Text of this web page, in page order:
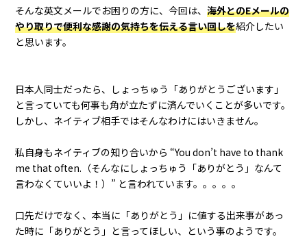
そんな英文メールでお困りの方に、今回は、海外とのEメールの
やり取りで便利な感謝の気持ちを伝える言い回しを紹介したい
と思います。
日本人同士だったら、しょっちゅう「ありがとうございます」
と言っていても何事も角が立たずに済んでいくことが多いです。
しかし、ネイティブ相手ではそんなわけにはいきません。
私自身もネイティブの知り合いから “You don’t have to thank
me that often.（そんなにしょっちゅう「ありがとう」なんて
言わなくていいよ！）” と言われています。。。。。
口先だけでなく、本当に「ありがとう」に値する出来事があっ
た時に「ありがとう」と言ってほしい、という事のようです。